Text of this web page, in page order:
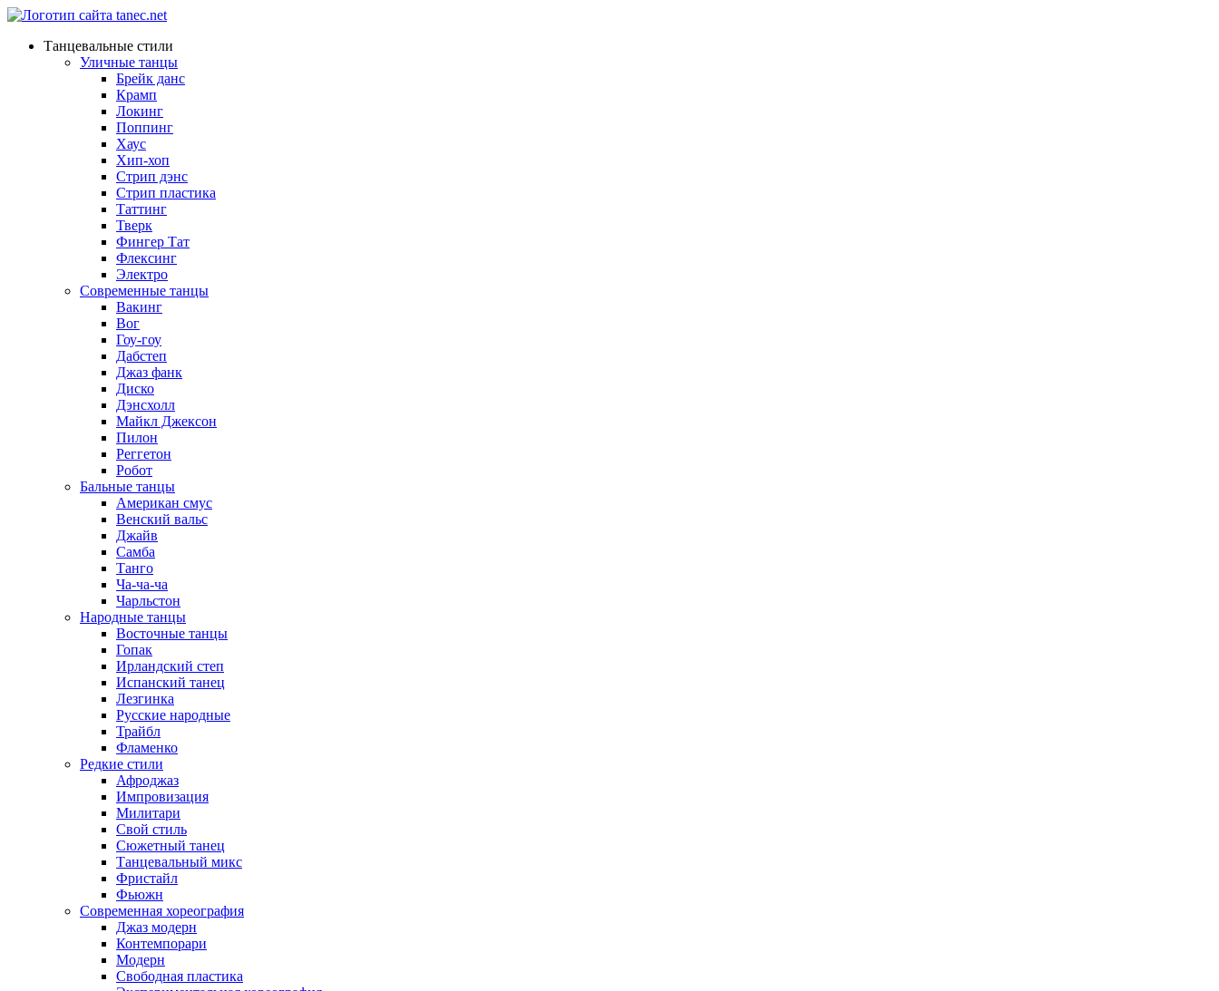
Танцевальные стили
Уличные танцы
Брейк данс
Крамп
Локинг
Поппинг
Хаус
Хип-хоп
Стрип дэнс
Стрип пластика
Таттинг
Тверк
Фингер Тат
Флексинг
Электро
Современные танцы
Вакинг
Вог
Гоу-гоу
Дабстеп
Джаз фанк
Диско
Дэнсхолл
Майкл Джексон
Пилон
Реггетон
Робот
Бальные танцы
Американ смус
Венский вальс
Джайв
Самба
Танго
Ча-ча-ча
Чарльстон
Народные танцы
Восточные танцы
Гопак
Ирландский степ
Испанский танец
Лезгинка
Русские народные
Трайбл
Фламенко
Редкие стили
Афроджаз
Импровизация
Милитари
Свой стиль
Сюжетный танец
Танцевальный микс
Фристайл
Фьюжн
Современная хореография
Джаз модерн
Контемпорари
Модерн
Свободная пластика